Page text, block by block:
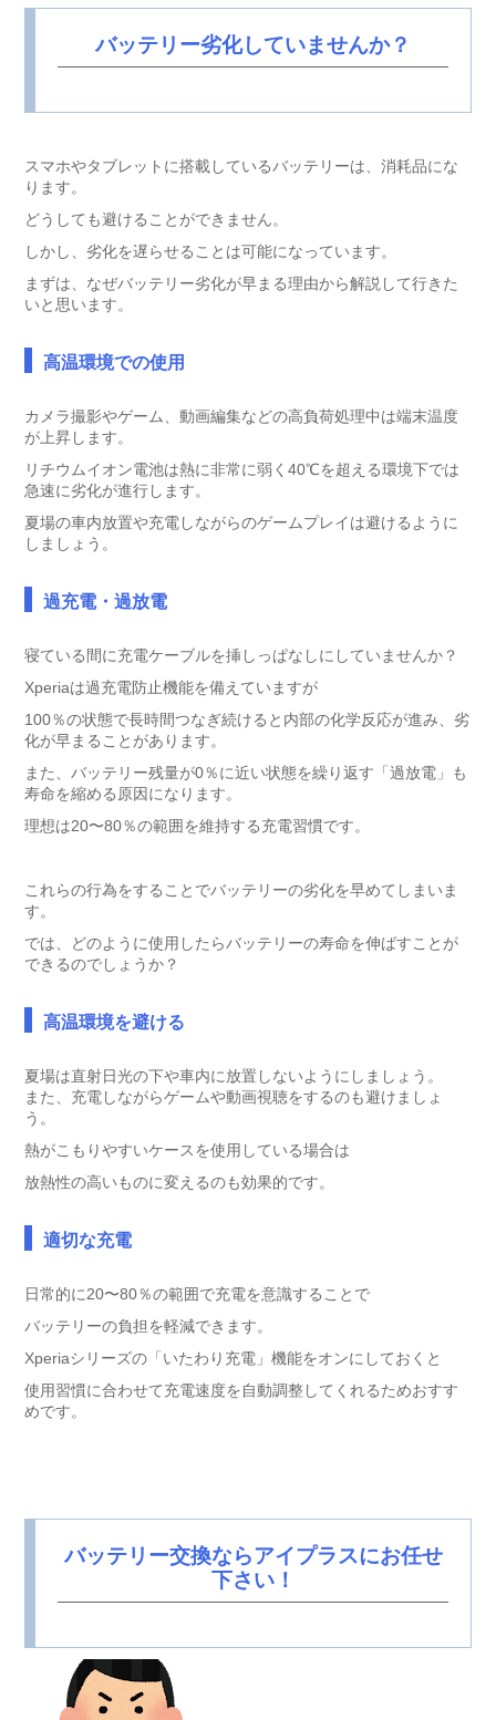
バッテリー劣化していませんか？
スマホやタブレットに搭載しているバッテリーは、消耗品にな
ります。
どうしても避けることができません。
しかし、劣化を遅らせることは可能になっています。
まずは、なぜバッテリー劣化が早まる理由から解説して行きた
いと思います。
高温環境での使用
カメラ撮影やゲーム、動画編集などの高負荷処理中は端末温度
が上昇します。
リチウムイオン電池は熱に非常に弱く40℃を超える環境下では
急速に劣化が進行します。
夏場の車内放置や充電しながらのゲームプレイは避けるように
しましょう。
過充電・過放電
寝ている間に充電ケーブルを挿しっぱなしにしていませんか？
Xperiaは過充電防止機能を備えていますが
100％の状態で長時間つなぎ続けると内部の化学反応が進み、劣
化が早まることがあります。
また、バッテリー残量が0％に近い状態を繰り返す「過放電」も
寿命を縮める原因になります。
理想は20〜80％の範囲を維持する充電習慣です。
これらの行為をすることでバッテリーの劣化を早めてしまいま
す。
では、どのように使用したらバッテリーの寿命を伸ばすことが
できるのでしょうか？
高温環境を避ける
夏場は直射日光の下や車内に放置しないようにしましょう。
また、充電しながらゲームや動画視聴をするのも避けましょ
う。
熱がこもりやすいケースを使用している場合は
放熱性の高いものに変えるのも効果的です。
適切な充電
日常的に20〜80％の範囲で充電を意識することで
バッテリーの負担を軽減できます。
Xperiaシリーズの「いたわり充電」機能をオンにしておくと
使用習慣に合わせて充電速度を自動調整してくれるためおすす
めです。
バッテリー交換ならアイプラスにお任せ
下さい！